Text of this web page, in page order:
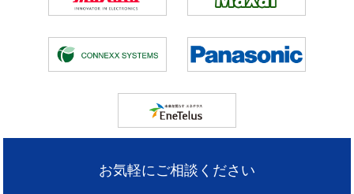
お気軽にご相談ください